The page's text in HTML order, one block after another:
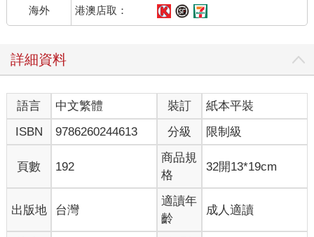
海外 港澳店取：
詳細資料
語言 中文繁體 裝訂
紙本平裝
ISBN
9786260244613 分級 限制級
頁數 192
商品規
格
32開13*19cm
出版地 台灣
適讀年
齡
成人適讀